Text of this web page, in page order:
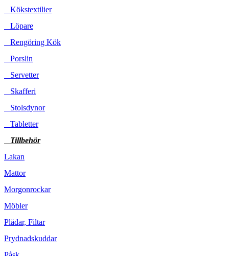
Kökstextilier
Löpare
Rengöring Kök
Porslin
Servetter
Skafferi
Stolsdynor
Tabletter
Tillbehör
Lakan
Mattor
Morgonrockar
Möbler
Plädar, Filtar
Prydnadskuddar